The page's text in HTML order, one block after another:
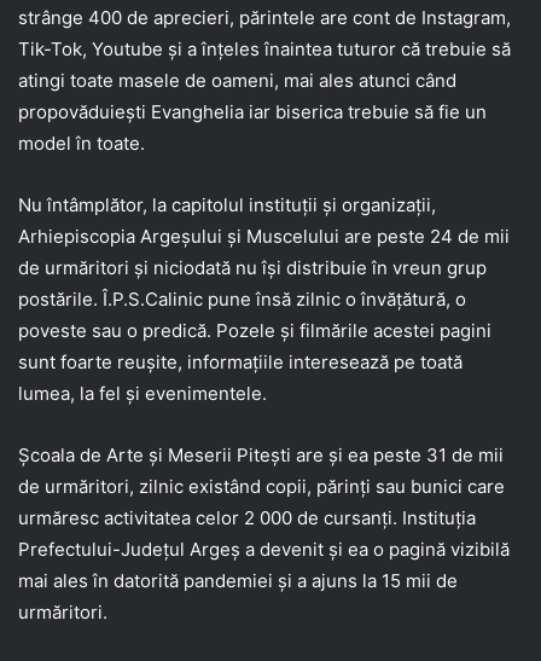
strânge 400 de aprecieri, părintele are cont de Instagram,
Tik-Tok, Youtube și a înțeles înaintea tuturor că trebuie să
atingi toate masele de oameni, mai ales atunci când
propovăduiești Evanghelia iar biserica trebuie să fie un
model în toate.
Nu întâmplător, la capitolul instituții și organizații,
Arhiepiscopia Argeșului și Muscelului are peste 24 de mii
de urmăritori și niciodată nu își distribuie în vreun grup
postările. Î.P.S.Calinic pune însă zilnic o învățătură, o
poveste sau o predică. Pozele și filmările acestei pagini
sunt foarte reușite, informațiile interesează pe toată
lumea, la fel și evenimentele.
Școala de Arte și Meserii Pitești are și ea peste 31 de mii
de urmăritori, zilnic existând copii, părinți sau bunici care
urmăresc activitatea celor 2 000 de cursanți. Instituția
Prefectului-Județul Argeș a devenit și ea o pagină vizibilă
mai ales în datorită pandemiei și a ajuns la 15 mii de
urmăritori.